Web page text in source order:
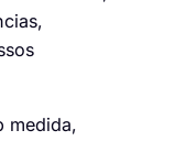
medida,